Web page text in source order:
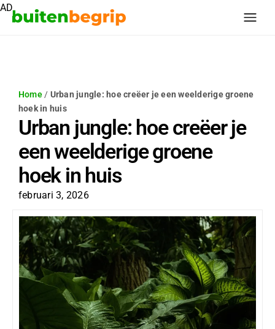
Home/ Urban jungle: hoe creëer je een weelderige groene
hoek in huis
Urban jungle: hoe creëer je
een weelderige groene
hoek in huis
februari 3, 2026
AD